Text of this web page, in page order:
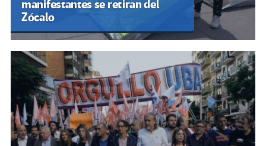
manifestantes se retiran del
Zócalo